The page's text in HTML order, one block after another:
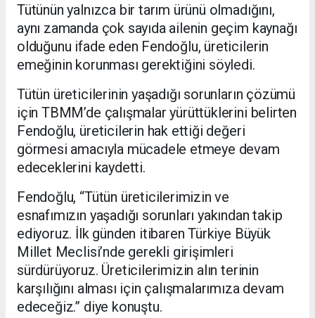
Tütünün yalnızca bir tarım ürünü olmadığını,
aynı zamanda çok sayıda ailenin geçim kaynağı
olduğunu ifade eden Fendoğlu, üreticilerin
emeğinin korunması gerektiğini söyledi.
Tütün üreticilerinin yaşadığı sorunların çözümü
için TBMM’de çalışmalar yürüttüklerini belirten
Fendoğlu, üreticilerin hak ettiği değeri
görmesi amacıyla mücadele etmeye devam
edeceklerini kaydetti.
Fendoğlu, “Tütün üreticilerimizin ve
esnafımızın yaşadığı sorunları yakından takip
ediyoruz. İlk günden itibaren Türkiye Büyük
Millet Meclisi’nde gerekli girişimleri
sürdürüyoruz. Üreticilerimizin alın terinin
karşılığını alması için çalışmalarımıza devam
edeceğiz.” diye konuştu.